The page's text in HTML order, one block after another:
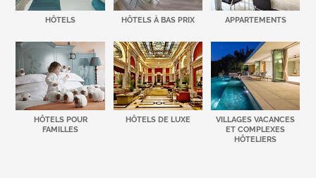
HÔTELS HÔTELS À BAS PRIX APPARTEMENTS
HÔTELS POUR
FAMILLES
HÔTELS DE LUXE
VILLAGES VACANCES
ET COMPLEXES
HÔTELIERS